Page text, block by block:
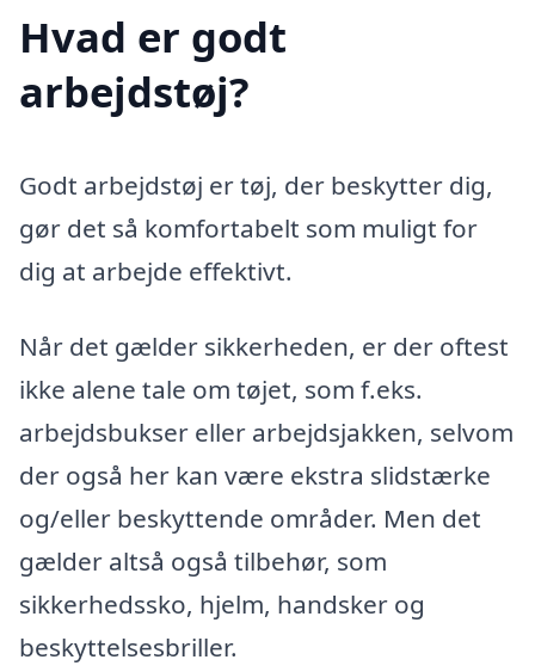
Hvad er godt
arbejdstøj?
Godt arbejdstøj er tøj, der beskytter dig,
gør det så komfortabelt som muligt for
dig at arbejde effektivt.
Når det gælder sikkerheden, er der oftest
ikke alene tale om tøjet, som f.eks.
arbejdsbukser eller arbejdsjakken, selvom
der også her kan være ekstra slidstærke
og/eller beskyttende områder. Men det
gælder altså også tilbehør, som
sikkerhedssko, hjelm, handsker og
beskyttelsesbriller.